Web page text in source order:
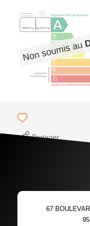
Partager
67